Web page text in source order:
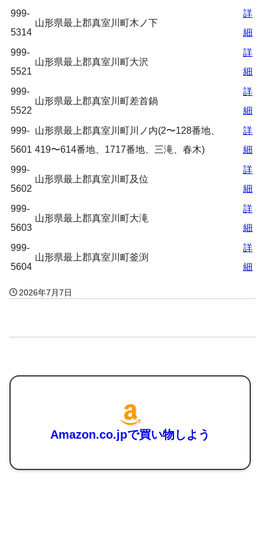
999-
5314
山形県最上郡真室川町木ノ下
詳
細
999-
5521
山形県最上郡真室川町大沢
詳
細
999-
5522
山形県最上郡真室川町差首鍋
詳
細
999-
5601
山形県最上郡真室川町川ノ内(2〜128番地、
419〜614番地、1717番地、三滝、春木)
詳
細
999-
5602
山形県最上郡真室川町及位
詳
細
999-
5603
山形県最上郡真室川町大滝
詳
細
999-
5604
山形県最上郡真室川町釜渕
詳
細
2026年7月7日
Amazon.co.jpで買い物しよう